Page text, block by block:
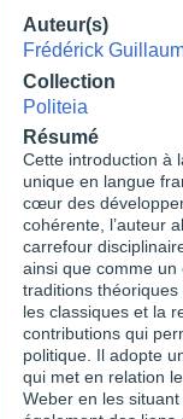
Auteur(s)
Frédérick
Collection
Politeia
Résumé
Cette introduction à
unique en langue
cœur des
cohérente, l’auteur
carrefour
ainsi que comme
traditions théoriques
les classiques et la
contributions qui
politique. Il adopte
qui met en relation
Weber en les situant